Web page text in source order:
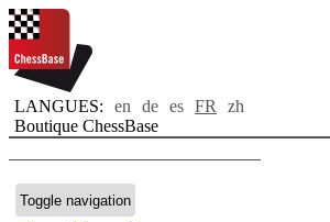
LANGUES: en de es FR
zh
Boutique ChessBase
Toggle navigation